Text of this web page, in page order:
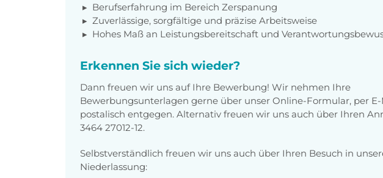
Berufserfahrung im Bereich Zerspanung
Zuverlässige, sorgfältige und präzise Arbeitsweise
Hohes Maß an Leistungsbereitschaft und
Erkennen Sie sich wieder?
Dann freuen wir uns auf Ihre Bewerbung! Wir nehmen Ihre
Bewerbungsunterlagen gerne über unser Online-Formular, per
postalisch entgegen. Alternativ freuen wir uns auch über Ihren
3464 27012-12.
Selbstverständlich freuen wir uns auch über Ihren Besuch in
Niederlassung: